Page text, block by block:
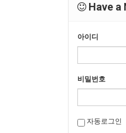
Have a
아이디
비밀번호
자동로그인